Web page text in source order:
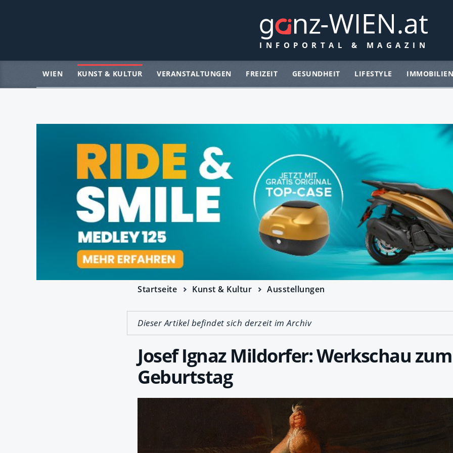
WIEN KUNST & KULTUR VERANSTALTUNGEN FREIZEIT GESUNDHEIT LIFESTYLE
Startseite Kunst & Kultur Ausstellungen
Dieser Artikel befindet sich derzeit im Archiv
Josef Ignaz Mildorfer: Werkschau
Geburtstag